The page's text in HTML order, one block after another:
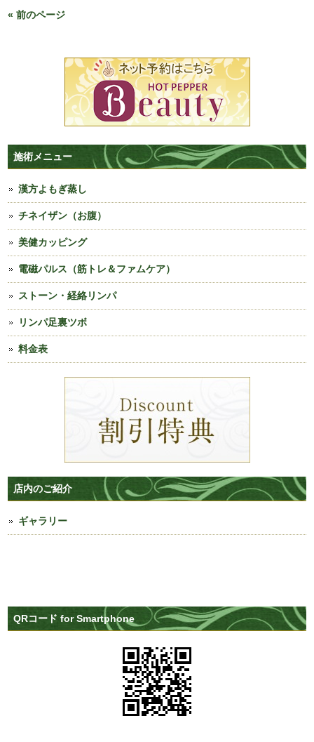
« 前のページ
施術メニュー
漢方よもぎ蒸し
チネイザン（お腹）
美健カッピング
電磁パルス（筋トレ＆ファムケア）
ストーン・経絡リンパ
リンパ足裏ツボ
料金表
店内のご紹介
ギャラリー
QRコード for Smartphone